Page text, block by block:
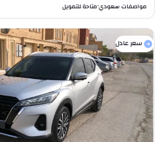
مواصفات سعودي•متاحة للتمويل
سعر عادل